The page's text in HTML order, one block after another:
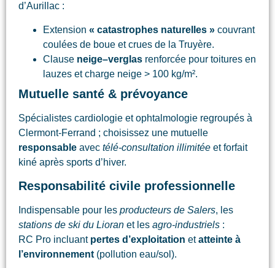
d’Aurillac :
Extension « catastrophes naturelles » couvrant
coulées de boue et crues de la Truyère.
Clause neige–verglas renforcée pour toitures en
lauzes et charge neige > 100 kg/m².
Mutuelle santé & prévoyance
Spécialistes cardiologie et ophtalmologie regroupés à
Clermont-Ferrand ; choisissez une mutuelle
responsable avec télé-consultation illimitée et forfait
kiné après sports d’hiver.
Responsabilité civile professionnelle
Indispensable pour les producteurs de Salers, les
stations de ski du Lioran et les agro-industriels :
RC Pro incluant pertes d’exploitation etatteinte à
l’environnement (pollution eau/sol).